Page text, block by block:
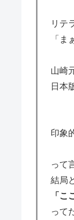
リテ
「ま
山崎
日本
印象
って
結局
「こ
って